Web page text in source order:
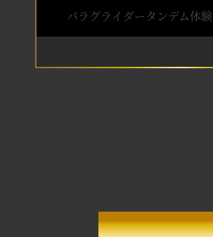
パラグライダータンデム体験